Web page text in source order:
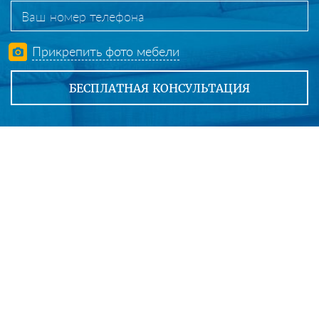
Прикрепить фото мебели